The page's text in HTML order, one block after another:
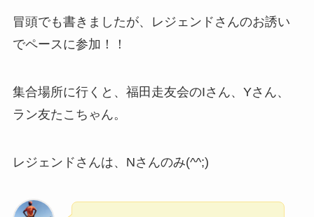
冒頭でも書きましたが、レジェンドさんのお誘い
でペースに参加！！
集合場所に行くと、福田走友会のIさん、Yさん、
ラン友たこちゃん。
レジェンドさんは、Nさんのみ(^^;)